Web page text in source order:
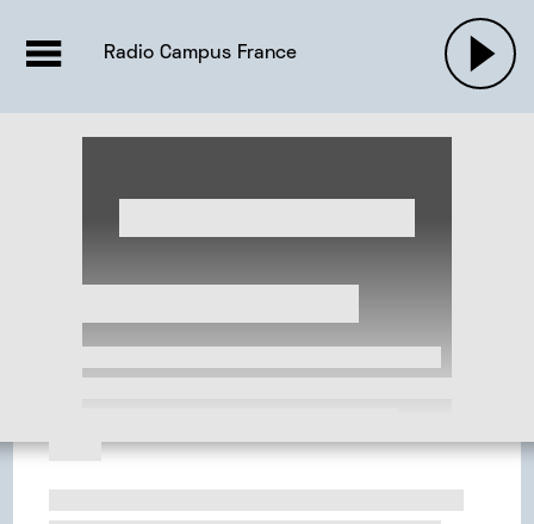
ACTUALITÉS
EMISSIONS |
PODCASTS
Radio Campus France